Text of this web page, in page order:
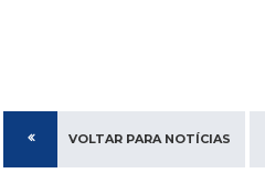
VOLTAR PARA NOTÍCIAS